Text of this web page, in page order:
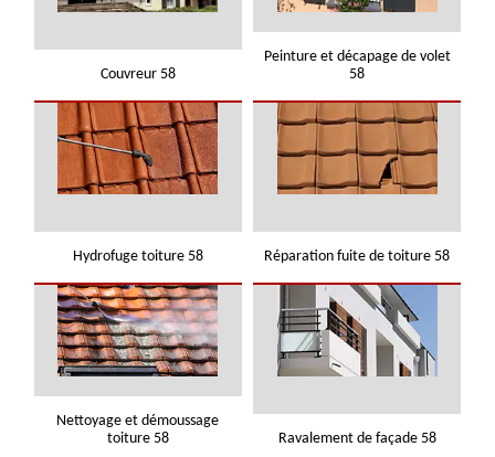
Couvreur 58
Peinture et décapage de volet
58
Hydrofuge toiture 58 Réparation fuite de toiture 58
Nettoyage et démoussage
toiture 58
Ravalement de façade 58